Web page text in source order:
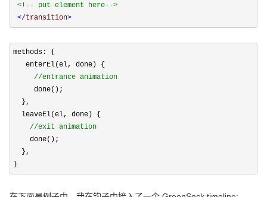
<!-- put element here-->
</transition>
methods: {
   enterEl(el, done) {
//entrance animation
     done();
  },
  leaveEl(el, done) {
//exit animation
    done();
  },
}